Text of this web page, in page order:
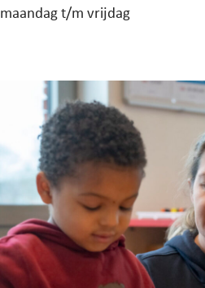
maandag t/m vrijdag